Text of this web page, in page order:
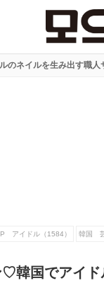
のネイルを生み出す職
アイドル（1584） 韓国 芸
韓国でアイ